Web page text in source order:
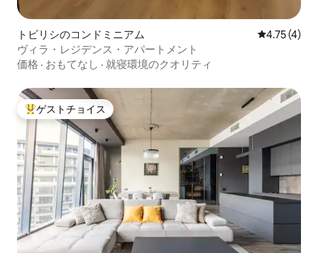
トビリシのコンドミニアム レビュー4
4.75 (4)
ヴィラ・レジデンス・アパートメント
価格 · おもてなし · 就寝環境のクオリティ
大好評のゲストチョイスです。
ゲストチョイス